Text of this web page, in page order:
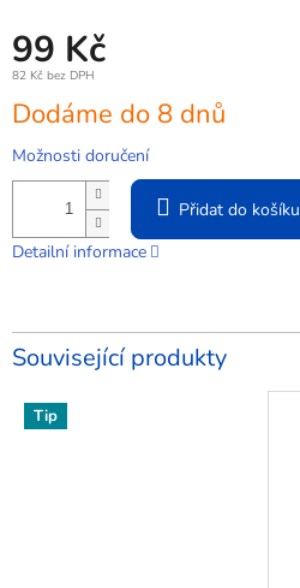
99 Kč
82 Kč bez DPH
Měrná
cena:
Dodáme do 8 dnů
Možnosti doručení
Přidat do košíku
Detailní informace
Související produkty
Tip